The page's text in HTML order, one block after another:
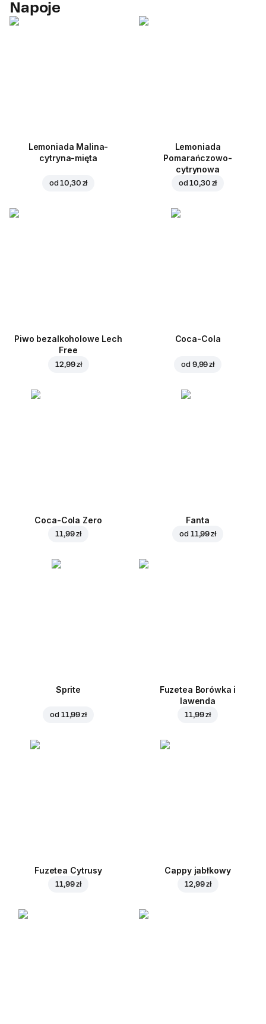
Napoje
Lemoniada Malina-
cytryna-mięta
od10,30 zł
Lemoniada
Pomarańczowo-
cytrynowa
od10,30 zł
Piwo bezalkoholowe Lech
Free
12,99 zł
Coca-Cola
od 9,99 zł
Coca-Cola Zero
11,99 zł
Fanta
od 11,99 zł
Sprite
od 11,99 zł
Fuzetea Borówka i
lawenda
11,99 zł
Fuzetea Cytrusy
11,99 zł
Cappy jabłkowy
12,99 zł